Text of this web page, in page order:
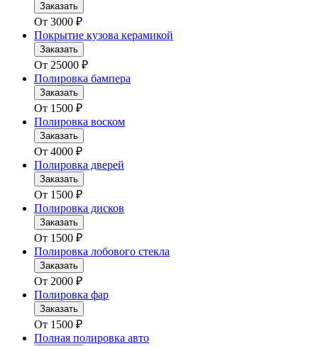
Заказать
От 3000 ₽
Покрытие кузова керамикой
Заказать
От 25000 ₽
Полировка бампера
Заказать
От 1500 ₽
Полировка воском
Заказать
От 4000 ₽
Полировка дверей
Заказать
От 1500 ₽
Полировка дисков
Заказать
От 1500 ₽
Полировка лобового стекла
Заказать
От 2000 ₽
Полировка фар
Заказать
От 1500 ₽
Полная полировка авто